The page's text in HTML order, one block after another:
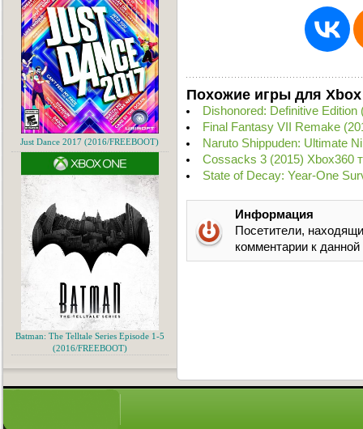
Похожие игры для Xbox
Dishonored: Definitive Edition
Final Fantasy VII Remake
Naruto Shippuden: Ultimate
Cossacks 3 (2015) Xbox360
State of Decay: Year-One
Информация
Посетители,
комментарии к
Just Dance 2017 (2016/FREEBOOT)
Batman: The Telltale Series Episode 1-5
(2016/FREEBOOT)